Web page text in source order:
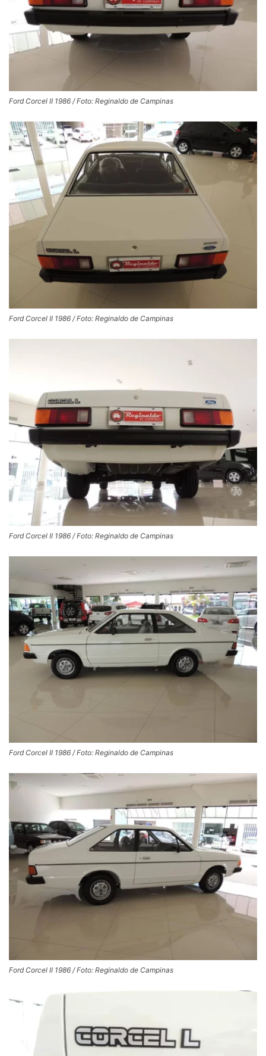
Ford Corcel II 1986 / Foto: Reginaldo de Campinas
Ford Corcel II 1986 / Foto: Reginaldo de Campinas
Ford Corcel II 1986 / Foto: Reginaldo de Campinas
Ford Corcel II 1986 / Foto: Reginaldo de Campinas
Ford Corcel II 1986 / Foto: Reginaldo de Campinas